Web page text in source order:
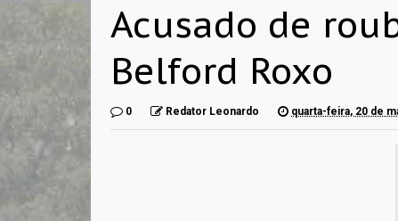
Acusado de
Belford Roxo
0 Redator Leonardo quarta-feira, 20 de